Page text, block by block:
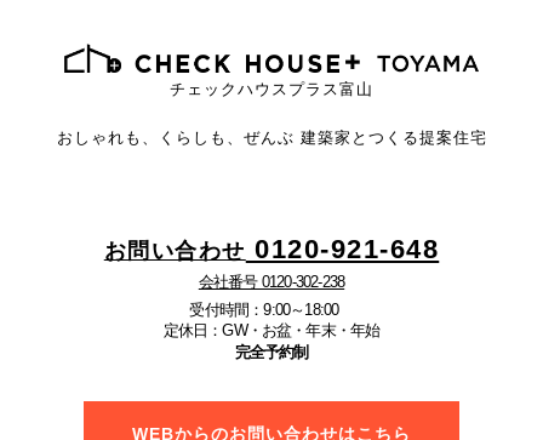
チェックハウスプラス富山
おしゃれも、くらしも、ぜんぶ 建築家とつくる提案住宅
お問い合わせ 0120-921-648
会社番号 0120-302-238
受付時間：9:00～18:00
定休日：GW・お盆・年末・年始
完全予約制
WEBからのお問い合わせはこちら